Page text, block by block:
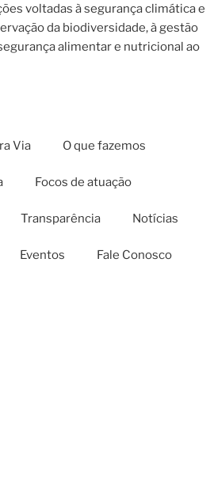
voltadas à segurança climática e
da biodiversidade, à gestão
alimentar e nutricional ao
Via O que fazemos
Focos de atuação
Transparência Notícias
Eventos Fale Conosco